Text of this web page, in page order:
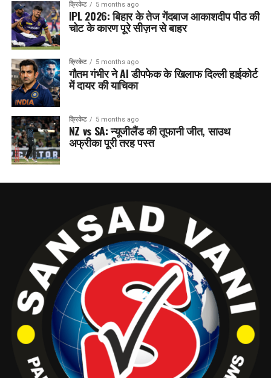
क्रिकेट 5 months ago
IPL 2026: बिहार के तेज गेंदबाज आकाशदीप पीठ की
चोट के कारण पूरे सीज़न से बाहर
क्रिकेट 5 months ago
गौतम गंभीर ने AI डीपफेक के खिलाफ दिल्ली हाईकोर्ट
में दायर की याचिका
क्रिकेट 5 months ago
NZ vs SA: न्यूजीलैंड की तूफानी जीत, साउथ
अफ्रीका पूरी तरह पस्त